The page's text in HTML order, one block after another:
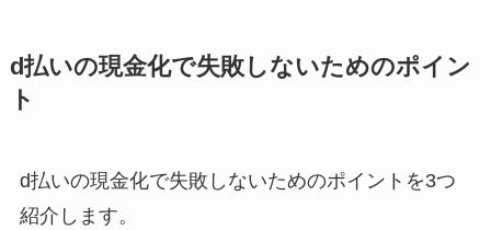
d払いの現金化で失敗しないためのポイン
ト
d払いの現金化で失敗しないためのポイントを3つ
紹介します。